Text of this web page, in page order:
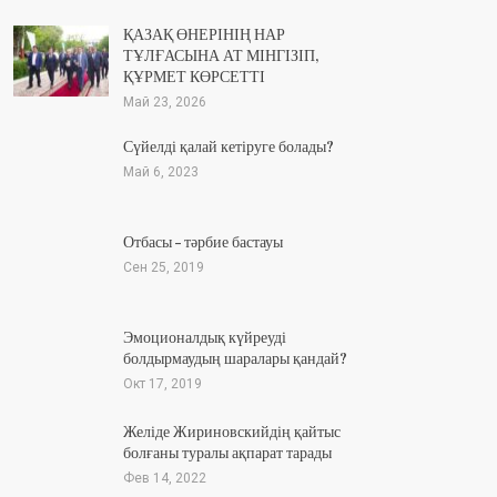
ҚАЗАҚ ӨНЕРІНІҢ НАР
ТҰЛҒАСЫНА АТ МІНГІЗІП,
ҚҰРМЕТ КӨРСЕТТІ
Май 23, 2026
Сүйелді қалай кетіруге болады?
Май 6, 2023
Отбасы – тәрбие бастауы
Сен 25, 2019
Эмоционалдық күйреуді
болдырмаудың шаралары қандай?
Окт 17, 2019
Желіде Жириновскийдің қайтыс
болғаны туралы ақпарат тарады
Фев 14, 2022